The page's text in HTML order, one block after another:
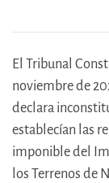
El Tribunal
noviembre de
declara
establecían las
imponible del
los Terrenos de